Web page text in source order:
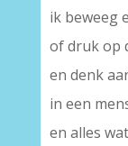
ik beweeg
of druk op
en denk
in een
en alles